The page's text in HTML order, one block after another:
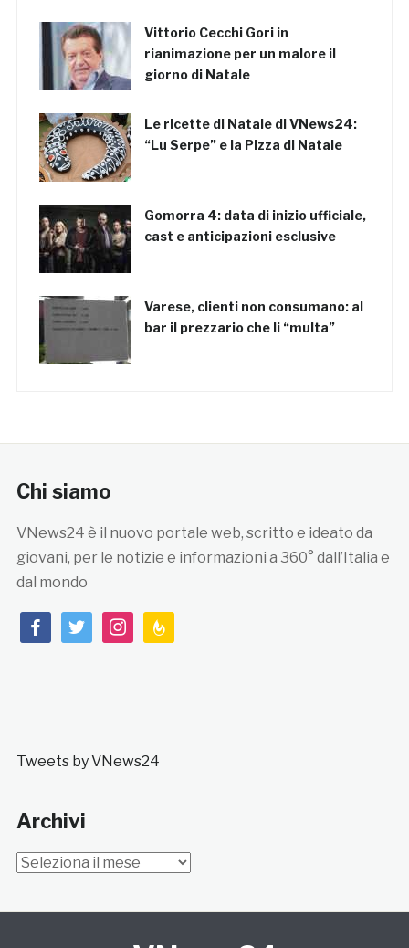
Vittorio Cecchi Gori in
rianimazione per un malore il
giorno di Natale
Le ricette di Natale di VNews24:
“Lu Serpe” e la Pizza di Natale
Gomorra 4: data di inizio ufficiale,
cast e anticipazioni esclusive
Varese, clienti non consumano: al
bar il prezzario che li “multa”
Chi siamo
VNews24 è il nuovo portale web, scritto e ideato da
giovani, per le notizie e informazioni a 360° dall’Italia e
dal mondo
facebooktwitterinstagramfeedburner
Tweets by VNews24
Archivi
Archivi